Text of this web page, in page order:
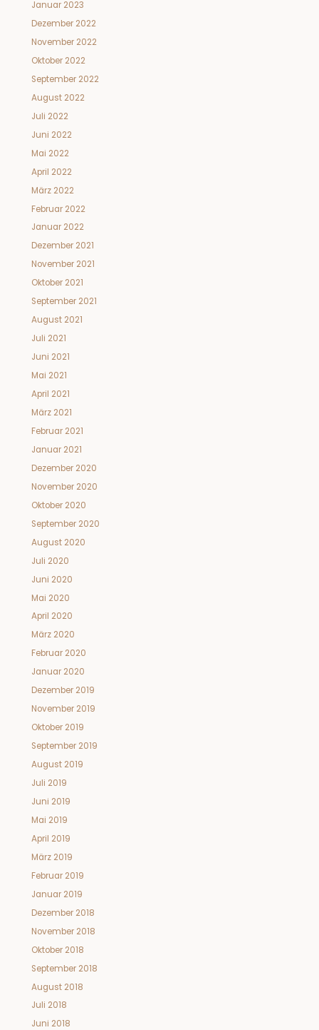
Januar 2023
Dezember 2022
November 2022
Oktober 2022
September 2022
August 2022
Juli 2022
Juni 2022
Mai 2022
April 2022
März 2022
Februar 2022
Januar 2022
Dezember 2021
November 2021
Oktober 2021
September 2021
August 2021
Juli 2021
Juni 2021
Mai 2021
April 2021
März 2021
Februar 2021
Januar 2021
Dezember 2020
November 2020
Oktober 2020
September 2020
August 2020
Juli 2020
Juni 2020
Mai 2020
April 2020
März 2020
Februar 2020
Januar 2020
Dezember 2019
November 2019
Oktober 2019
September 2019
August 2019
Juli 2019
Juni 2019
Mai 2019
April 2019
März 2019
Februar 2019
Januar 2019
Dezember 2018
November 2018
Oktober 2018
September 2018
August 2018
Juli 2018
Juni 2018